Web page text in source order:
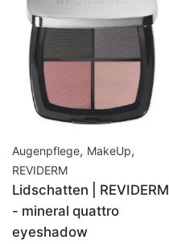
Augenpflege, MakeUp,
REVIDERM
Lidschatten | REVIDERM
- mineral quattro
eyeshadow